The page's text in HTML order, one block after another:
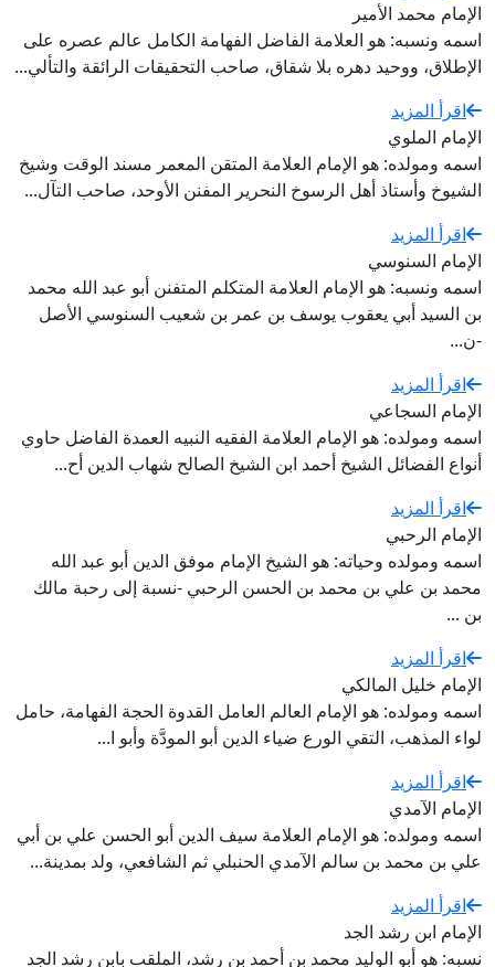
الإمام محمد الأمير
اسمه ونسبه: هو العلامة الفاضل الفهامة الكامل عالم عصره على
الإطلاق، ووحيد دهره بلا شقاق، صاحب التحقيقات الرائقة والتألي...
اقرأ المزيد
الإمام الملوي
اسمه ومولده: هو الإمام العلامة المتقن المعمر مسند الوقت وشيخ
الشيوخ وأستاذ أهل الرسوخ النحرير المفنن الأوحد، صاحب التآل...
اقرأ المزيد
الإمام السنوسي
اسمه ونسبه: هو الإمام العلامة المتكلم المتفنن أبو عبد الله محمد
بن السيد أبي يعقوب يوسف بن عمر بن شعيب السنوسي الأصل
-ن...
اقرأ المزيد
الإمام السجاعي
اسمه ومولده: هو الإمام العلامة الفقيه النبيه العمدة الفاضل حاوي
أنواع الفضائل الشيخ أحمد ابن الشيخ الصالح شهاب الدين أح...
اقرأ المزيد
الإمام الرحبي
اسمه ومولده وحياته: هو الشيخ الإمام موفق الدين أبو عبد الله
محمد بن علي بن محمد بن الحسن الرحبي -نسبة إلى رحبة مالك
بن ...
اقرأ المزيد
الإمام خليل المالكي
اسمه ومولده: هو الإمام العالم العامل القدوة الحجة الفهامة، حامل
لواء المذهب، التقي الورع ضياء الدين أبو المودَّة وأبو ا...
اقرأ المزيد
الإمام الآمدي
اسمه ومولده: هو الإمام العلامة سيف الدين أبو الحسن علي بن أبي
علي بن محمد بن سالم الآمدي الحنبلي ثم الشافعي، ولد بمدينة...
اقرأ المزيد
الإمام ابن رشد الجد
نسبه: هو أبو الوليد محمد بن أحمد بن رشد، الملقب بابن رشد الجد